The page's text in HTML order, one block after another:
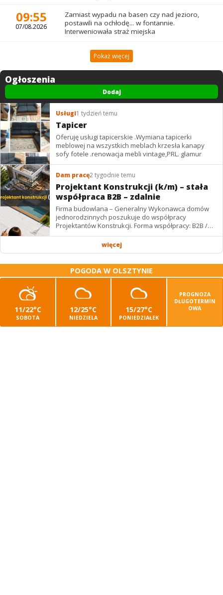
09:55
07/08.2026
Zamiast wypadu na basen czy nad jezioro,
postawili na ochłodę... w fontannie.
Interweniowała straż miejska
Pokaż więcej
Ogłoszenia
Dodaj
Usługi1 tydzień temu
Tapicer
Oferuję usługi tapicerskie .Wymiana tapicerki
meblowej na wszystkich meblach krzesła kanapy
sofy fotele .renowacja mebli vintage,PRL. glamur
Dam pracę2 tygodnie temu
Projektant Konstrukcji (k/m) – stała
współpraca B2B – zdalnie
Firma budowlana – Generalny Wykonawca domów
jednorodzinnych poszukuje do współpracy
Projektantów Konstrukcji. Forma współpracy: B2B /
podwykonawstwo – zdalnie. Wynagrodzenie: ✔
więcej
POGODA W OLSZTYNIE
11/22°C
SOBOTA
12/25°C
NIEDZIELA
15/27°C
PONIEDZIAŁEK
PROGNOZA
DŁUGOTERMIN
OWA